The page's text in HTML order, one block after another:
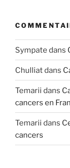
Sympate dans
Chulliatdans
Temarii dans
cancers en
Temarii dans
cancers